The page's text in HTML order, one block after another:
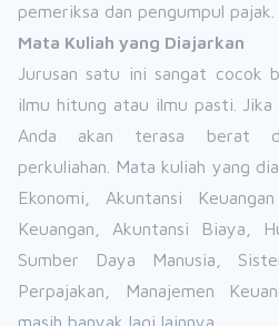
pemeriksa dan pengumpul pajak.
Mata Kuliah yang Diajarkan
Jurusan satu ini sangat cocok
ilmu hitung atau ilmu pasti. Jika
Anda akan terasa berat
perkuliahan. Mata kuliah yang
Ekonomi, Akuntansi
Keuangan, Akuntansi Biaya,
Sumber Daya Manusia,
Perpajakan, Manajemen
masih banyak lagi lainnya.